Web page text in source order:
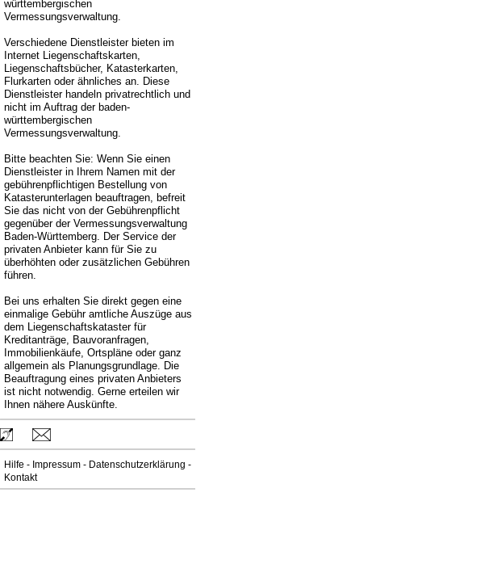
württembergischen
Vermessungsverwaltung.
Verschiedene Dienstleister bieten im
Internet Liegenschaftskarten,
Liegenschaftsbücher, Katasterkarten,
Flurkarten oder ähnliches an. Diese
Dienstleister handeln privatrechtlich und
nicht im Auftrag der baden-
württembergischen
Vermessungsverwaltung.
Bitte beachten Sie: Wenn Sie einen
Dienstleister in Ihrem Namen mit der
gebührenpflichtigen Bestellung von
Katasterunterlagen beauftragen, befreit
Sie das nicht von der Gebührenpflicht
gegenüber der Vermessungsverwaltung
Baden-Württemberg. Der Service der
privaten Anbieter kann für Sie zu
überhöhten oder zusätzlichen Gebühren
führen.
Bei uns erhalten Sie direkt gegen eine
einmalige Gebühr amtliche Auszüge aus
dem Liegenschaftskataster für
Kreditanträge, Bauvoranfragen,
Immobilienkäufe, Ortspläne oder ganz
allgemein als Planungsgrundlage. Die
Beauftragung eines privaten Anbieters
ist nicht notwendig. Gerne erteilen wir
Ihnen nähere Auskünfte.
Hilfe - Impressum - Datenschutzerklärung -
Kontakt